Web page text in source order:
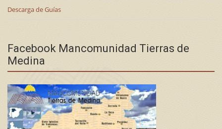
Descarga de Guías
Facebook Mancomunidad Tierras de
Medina